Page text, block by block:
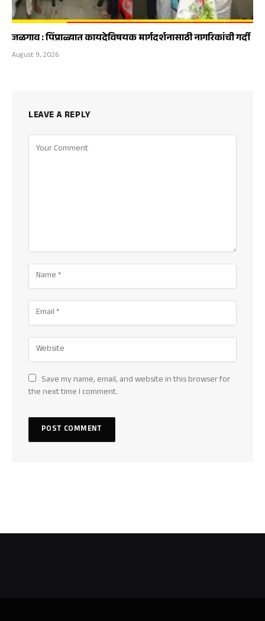
जळगाव : पिंप्राळ्यात कायदेविषयक मार्गदर्शनासाठी नागरिकांची गर्दी
August 9, 2026
LEAVE A REPLY
Save my name, email, and website in this browser for
the next time I comment.